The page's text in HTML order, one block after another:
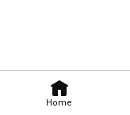
Home